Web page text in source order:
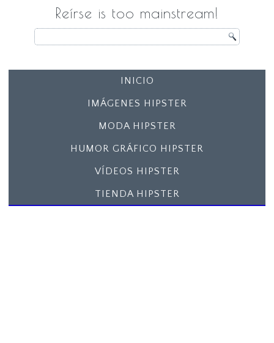
Reírse is too mainstream!
INICIO
IMÁGENES HIPSTER
MODA HIPSTER
HUMOR GRÁFICO HIPSTER
VÍDEOS HIPSTER
TIENDA HIPSTER